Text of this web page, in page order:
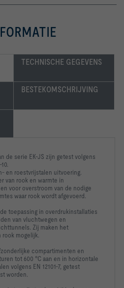
TECHNISCHE GEGEVENS
BESTEKOMSCHRIJVING
de serie EK-JS zijn getest volgens
en roestvrijstalen uitvoering.
van rook en warmte in
voor overstroom van de nodige
waar rook wordt afgevoerd.
toepassing in overdrukinstallaties
van vluchtwegen en
Zij maken het
rook mogelijk.
compartimenten en
tot 600 °C aan en in horizontale
volgens EN 12101-7, getest
worden.